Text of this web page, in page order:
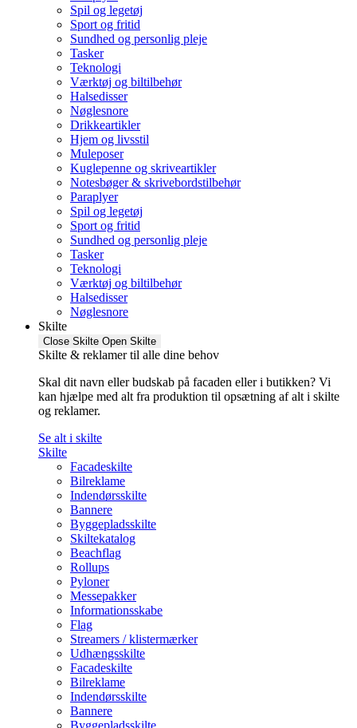
Spil og legetøj
Sport og fritid
Sundhed og personlig pleje
Tasker
Teknologi
Værktøj og biltilbehør
Halsedisser
Nøglesnore
Drikkeartikler
Hjem og livsstil
Muleposer
Kuglepenne og skriveartikler
Notesbøger & skrivebordstilbehør
Paraplyer
Spil og legetøj
Sport og fritid
Sundhed og personlig pleje
Tasker
Teknologi
Værktøj og biltilbehør
Halsedisser
Nøglesnore
Skilte
Close Skilte Open Skilte
Skilte & reklamer til alle dine behov
Skal dit navn eller budskab på facaden eller i butikken? Vi
kan hjælpe med alt fra produktion til opsætning af alt i skilte
og reklamer.
Se alt i skilte
Skilte
Facadeskilte
Bilreklame
Indendørsskilte
Bannere
Byggepladsskilte
Skiltekatalog
Beachflag
Rollups
Pyloner
Messepakker
Informationsskabe
Flag
Streamers / klistermærker
Udhængsskilte
Facadeskilte
Bilreklame
Indendørsskilte
Bannere
Byggepladsskilte